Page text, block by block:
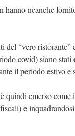
neanche
“vero
covid) siano stati
il periodo estivo e
quindi emerso
e